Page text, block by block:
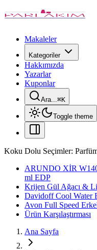
Makaleler
Kategoriler
Hakkımızda
Yazarlar
Kuponlar
Ara...⌘K
Toggle theme
Koku Dolu Seçimler:
ARUNDO XİR
ml EDP
Krijen Gül Ağacı &
Davidoff Cool Water
Avon Full Speed
Ürün Karşılaştırması
Ana Sayfa